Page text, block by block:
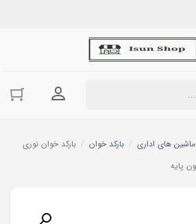
ورود به
ماشین های اداری / بارکد خوان / بارکد خوان نوری